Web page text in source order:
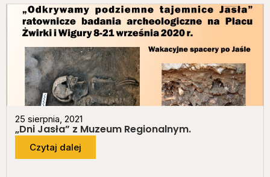
25 sierpnia, 2021
„Dni Jasła” z Muzeum Regionalnym.
Czytaj dalej